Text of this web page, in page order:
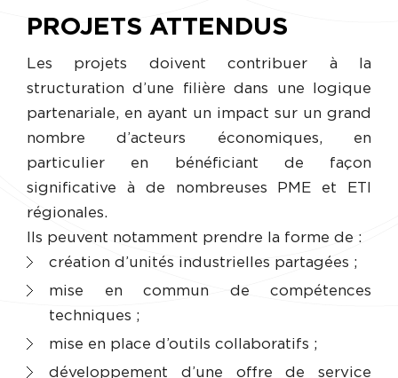
PROJETS ATTENDUS
Les projets doivent contribuer à la
structuration d’une filière dans une logique
partenariale, en ayant un impact sur un grand
nombre d’acteurs économiques, en
particulier en bénéficiant de façon
significative à de nombreuses PME et ETI
régionales.
Ils peuvent notamment prendre la forme de :
création d’unités industrielles partagées ;
mise en commun de compétences
techniques ;
mise en place d’outils collaboratifs ;
développement d’une offre de service